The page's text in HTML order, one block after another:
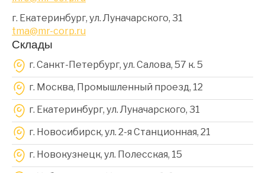
г. Екатеринбург, ул. Луначарского, 31
tma@mr-corp.ru
Склады
г. Санкт-Петербург, ул. Салова, 57 к. 5
г. Москва, Промышленный проезд, 12
г. Екатеринбург, ул. Луначарского, 31
г. Новосибирск, ул. 2-я Станционная, 21
г. Новокузнецк, ул. Полесская, 15